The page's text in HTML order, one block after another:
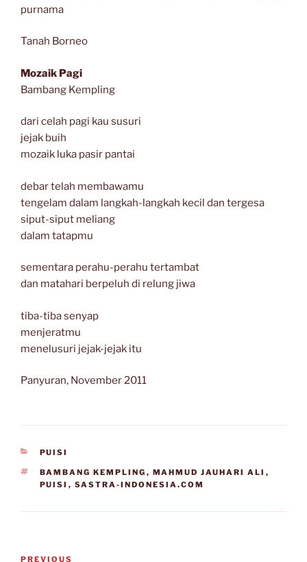
purnama
Tanah Borneo
Mozaik Pagi
Bambang Kempling
dari celah pagi kau susuri
jejak buih
mozaik luka pasir pantai
debar telah membawamu
tengelam dalam langkah-langkah kecil dan tergesa
siput-siput meliang
dalam tatapmu
sementara perahu-perahu tertambat
dan matahari berpeluh di relung jiwa
tiba-tiba senyap
menjeratmu
menelusuri jejak-jejak itu
Panyuran, November 2011
CATEGORIES
PUISI
TAGS
BAMBANG KEMPLING , MAHMUD JAUHARI ALI ,
PUISI , SASTRA-INDONESIA.COM
PREVIOUS